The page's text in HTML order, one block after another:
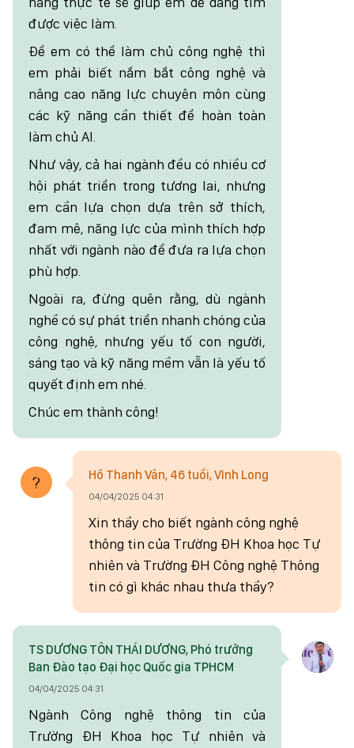
được việc làm.
Để em có thể làm chủ công nghệ thì
em phải biết nắm bắt công nghệ và
nâng cao năng lực chuyên môn cùng
các kỹ năng cần thiết để hoàn toàn
làm chủ AI.
Như vậy, cả hai ngành đều có nhiều cơ
hội phát triển trong tương lai, nhưng
em cần lựa chọn dựa trên sở thích,
đam mê, năng lực của mình thích hợp
nhất với ngành nào để đưa ra lựa chọn
phù hợp.
Ngoài ra, đừng quên rằng, dù ngành
nghề có sự phát triển nhanh chóng của
công nghệ, nhưng yếu tố con người,
sáng tạo và kỹ năng mềm vẫn là yếu tố
quyết định em nhé.
Chúc em thành công!
Hồ Thanh Vân, 46 tuổi, Vĩnh Long
04/04/2025 04:31
Xin thầy cho biết ngành công nghệ
thông tin của Trường ĐH Khoa học Tự
nhiên và Trường ĐH Công nghệ Thông
tin có gì khác nhau thưa thầy?
TS DƯƠNG TÔN THÁI DƯƠNG, Phó trưởng
Ban Đào tạo Đại học Quốc gia TPHCM
04/04/2025 04:31
Ngành Công nghệ thông tin của
Trường ĐH Khoa học Tự nhiên và